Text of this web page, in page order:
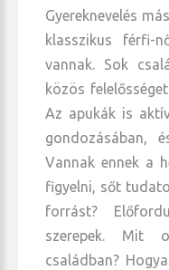
Gyereknevelés
klasszikus férfi-
vannak. Sok
közös
Az apukák is
gondozásában,
Vannak ennek a
figyelni, sőt
forrást?
szerepek. Mit
családban?